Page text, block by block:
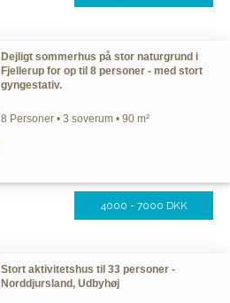
Dejligt sommerhus på stor naturgrund i
Fjellerup for op til 8 personer - med stort
gyngestativ.
8 Personer • 3 soverum • 90 m²
4000 - 7000 DKK
Stort aktivitetshus til 33 personer -
Norddjursland, Udbyhøj